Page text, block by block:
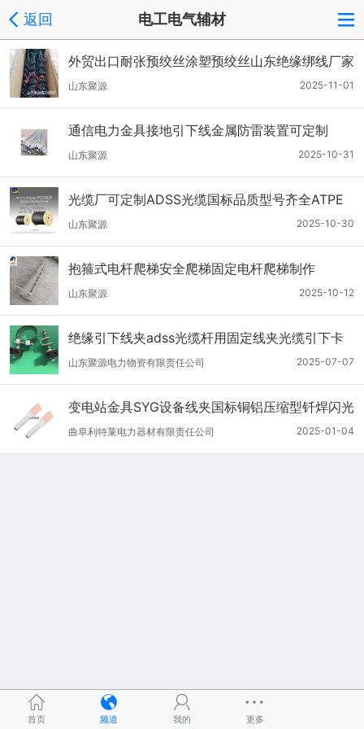
返回 电工电气辅材
外贸出口耐张预绞丝涂塑预绞丝山东绝缘绑线厂家
2025-11-01
山东聚源
通信电力金具接地引下线金属防雷装置可定制
2025-10-31
山东聚源
光缆厂可定制ADSS光缆国标品质型号齐全ATPE
护套多规格
2025-10-30
山东聚源
抱箍式电杆爬梯安全爬梯固定电杆爬梯制作
2025-10-12
山东聚源
绝缘引下线夹adss光缆杆用固定线夹光缆引下卡
具
2025-07-07
山东聚源电力物资有限责任公司
变电站金具SYG设备线夹国标铜铝压缩型钎焊闪光
焊过渡设备线夹
2025-01-04
曲阜利特莱电力器材有限责任公司
首页 频道 我的 更多